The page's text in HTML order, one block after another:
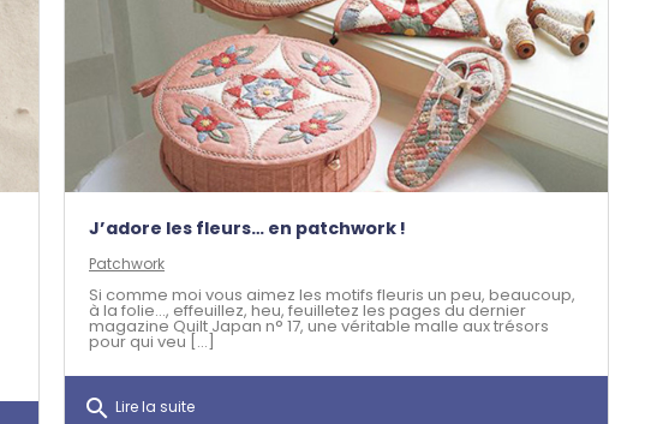
J’adore les fleurs… en patchwork !
Patchwork
Si comme moi vous aimez les motifs fleuris un peu, beaucoup,
à la folie…, effeuillez, heu, feuilletez les pages du dernier
magazine Quilt Japan n° 17, une véritable malle aux trésors
pour qui veu [...]
search Lire la suite